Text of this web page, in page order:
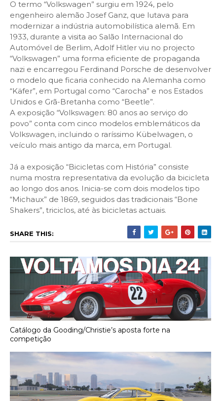
O termo “Volkswagen” surgiu em 1924, pelo
engenheiro alemão Josef Ganz, que lutava para
modernizar a indústria automobilística alemã. Em
1933, durante a visita ao Salão Internacional do
Automóvel de Berlim, Adolf Hitler viu no projecto
“Volkswagen” uma forma eficiente de propaganda
nazi e encarregou Ferdinand Porsche de desenvolver
o modelo que ficaria conhecido na Alemanha como
“Käfer”, em Portugal como “Carocha” e nos Estados
Unidos e Grã-Bretanha como “Beetle”.
A exposição “Volkswagen: 80 anos ao serviço do
povo” conta com cinco modelos emblemáticos da
Volkswagen, incluindo o raríssimo Kübelwagen, o
veículo mais antigo da marca, em Portugal.
Já a exposição “Bicicletas com História” consiste
numa mostra representativa da evolução da bicicleta
ao longo dos anos. Inicia-se com dois modelos tipo
“Michaux” de 1869, seguidos das tradicionais “Bone
Shakers”, triciclos, até às bicicletas actuais.
SHARE THIS:
Catálogo da Gooding/Christie’s aposta forte na
competição